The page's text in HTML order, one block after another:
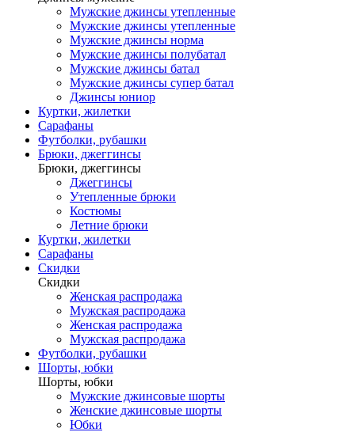
Мужские джинсы утепленные
Мужские джинсы утепленные
Мужские джинсы норма
Мужские джинсы полубатал
Мужские джинсы батал
Мужские джинсы супер батал
Джинсы юниор
Куртки, жилетки
Сарафаны
Футболки, рубашки
Брюки, джеггинсы
Брюки, джеггинсы
Джеггинсы
Утепленные брюки
Костюмы
Летние брюки
Куртки, жилетки
Сарафаны
Скидки
Скидки
Женская распродажа
Мужская распродажа
Женская распродажа
Мужская распродажа
Футболки, рубашки
Шорты, юбки
Шорты, юбки
Мужские джинсовые шорты
Женские джинсовые шорты
Юбки